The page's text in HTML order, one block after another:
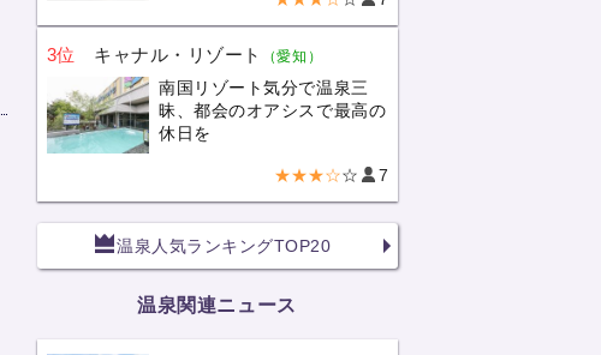
3位 キャナル・リゾート （愛知）
南国リゾート気分で温泉三
昧、都会のオアシスで最高の
休日を
★★★☆☆ 7
温泉人気ランキングTOP20
温泉関連ニュース